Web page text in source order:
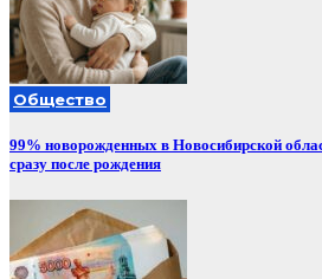
Общество
99% новорожденных в Новосибирской
сразу после рождения